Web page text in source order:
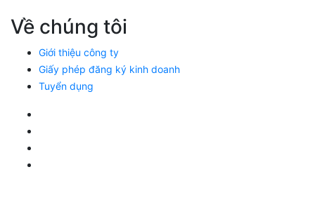
Về chúng tôi
Giới thiệu công ty
Giấy phép đăng ký kinh doanh
Tuyển dụng